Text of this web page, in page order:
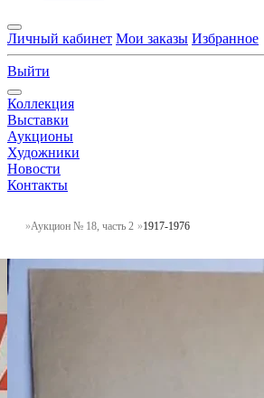
Личный кабинет Мои заказы Избранное
Выйти
Коллекция
Выставки
Аукционы
Художники
Новости
Контакты
Аукцион № 18, часть 2 1917-1976